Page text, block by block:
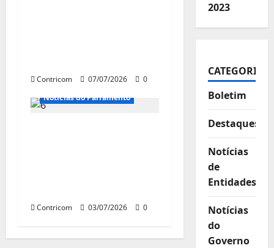
Contricom 07/07/2026
0
Notícias do Parlamento
Contricom 03/07/2026 0
2023
CATEGORIAS
Boletim
Destaques
Notícias
de
Entidades
Notícias
do
Governo